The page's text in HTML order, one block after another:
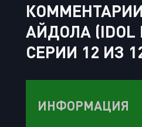
АЙДОЛА (IDOL
СЕРИИ 12 ИЗ
ИНФОРМАЦИЯ